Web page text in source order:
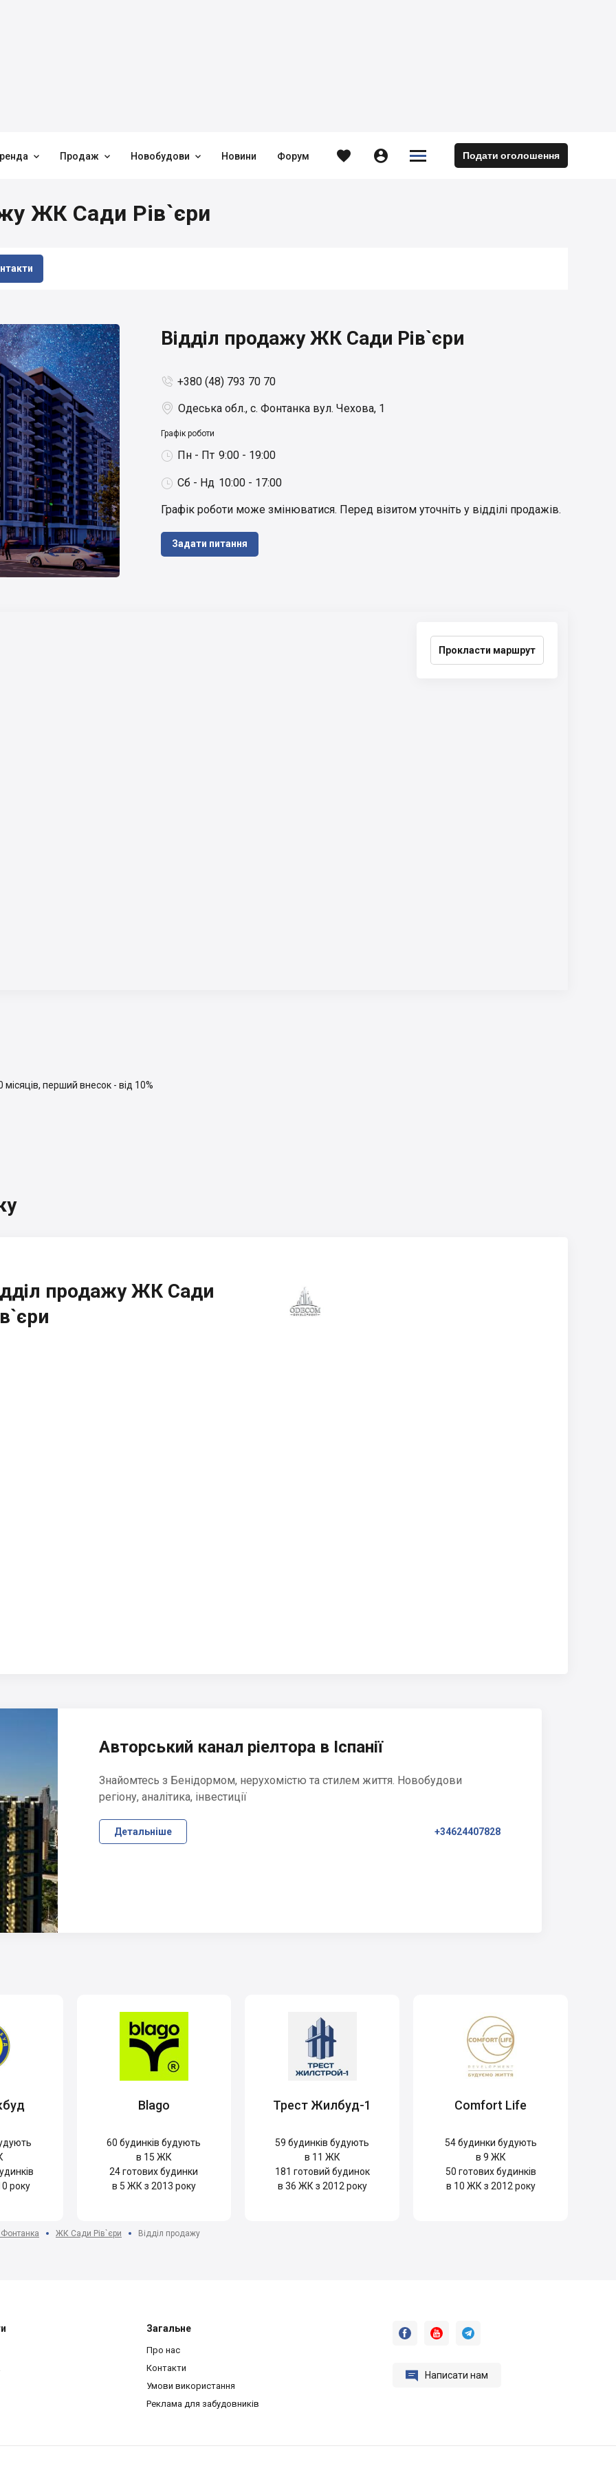
 Продаж  Новобудови  Новини Форум   

 Подати оголошення
ЖК Сади Рів`єри
Відділ продажу ЖК Сади Рів`єри
 +380 (48) 793 70 70
 Одеська обл., с. Фонтанка вул. Чехова, 1
Графік роботи
 Пн - Пт 9:00 - 19:00
 Сб - Нд 10:00 - 17:00
Графік роботи може змінюватися. Перед візитом уточніть у відділі продажів.
Задати питання
Прокласти маршрут
перший внесок - від 10%
продажу ЖК Сади
Авторський канал ріелтора в Іспанії
Знайомтесь з Бенідормом, нерухомістю та стилем життя. Новобудови
регіону, аналітика, інвестиції
Детальніше +34624407828
року
Blago
60 будинків будують
в 15 ЖК
24готових будинки
в 5 ЖК з 2013 року
Трест Жилбуд-1
59 будинків будують
в 11 ЖК
181 готовий будинок
в 36 ЖК з 2012 року
Comfort Life
54будинки будують
в 9 ЖК
50 готових будинків
в 10 ЖК з 2012 року
ЖК Сади Рів`єри Відділ продажу
Загальне
Про нас
Контакти
Умови використання
Реклама для забудовників
  
 Написати нам